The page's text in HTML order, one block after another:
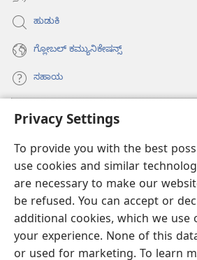
Privacy Settings
To provide you with the best
use cookies and similar
are necessary to make our
be refused. You can accept or
additional cookies, which we use
your experience. None of this
or used for marketing. To learn
ಹುಡುಕಿ
ಗ್ಲೋಬಲ್‌ ಕಮ್ಯುನಿಕೇಷನ್ಸ್‌
ಸಹಾಯ
ಕಾಣಿಕೆಗಳು
(opens
window)ವಾಚ್‌ಟವರ್‌ ಆನ್‌ಲೈನ್‌ ಲೈಬ್ರರಿ
(opens
new
window)
®
(opens
new
JW ಲೈಬ್ರರಿಆ್ಯಪ್‌